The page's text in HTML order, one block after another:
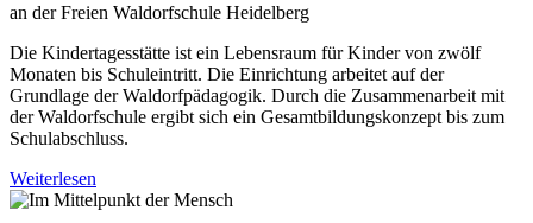
an der Freien Waldorfschule Heidelberg
Die Kindertagesstätte ist ein Lebensraum für Kinder von zwölf
Monaten bis Schuleintritt. Die Einrichtung arbeitet auf der
Grundlage der Waldorfpädagogik. Durch die Zusammenarbeit mit
der Waldorfschule ergibt sich ein Gesamtbildungskonzept bis zum
Schulabschluss.
Weiterlesen